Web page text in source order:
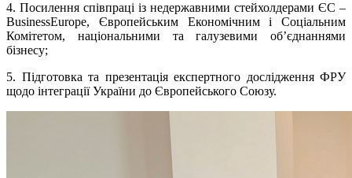
4. Посилення співпраці із недержавними стейхолдерами ЄС –
BusinessEurope, Європейським Економічним і Соціальним
Комітетом, національними та галузевими об’єднаннями
бізнесу;
5. Підготовка та презентація експертного дослідження ФРУ
щодо інтеграції України до Європейського Союзу.